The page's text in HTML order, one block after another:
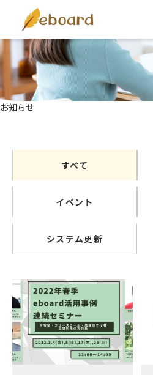
お知らせ
すべて
イベント
システム更新